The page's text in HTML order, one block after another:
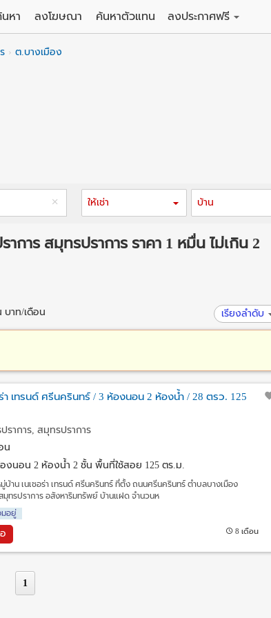
นหา ลงโฆษณา ค้นหาตัวแทน
ลงประกาศฟรี
ต.บางเมือง
ให้เช่า บ้าน
การ สมุทรปราการ ราคา 1 หมื่น ไม่เกิน 2
บาท/เดือน เรียงลำดับ
ร่า เทรนด์ ศรีนครินทร์ / 3 ห้องนอน 2 ห้องน้ำ / 28 ตรว. 125
ราการ, สมุทรปราการ
น
งนอน 2 ห้องน้ำ 2 ชั้น พื้นที่ใช้สอย 125 ตร.ม.
บ้าน เนเชอร่า เทรนด์ ศรีนครินทร์ ที่ตั้ง ถนนศรีนครินทร์ ตำบลบางเมือง
มุทรปราการ อสังหาริมทรัพย์ บ้านแฝด จำนวนห
อยู่
8 เดือน
1